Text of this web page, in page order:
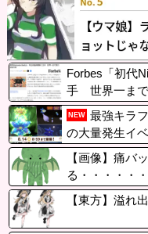
Forbes「初代
手 世界一まで
NEW
最強キラ
の大量発生イ
【画像】痛バ
る・・・・・・
【東方】溢れ